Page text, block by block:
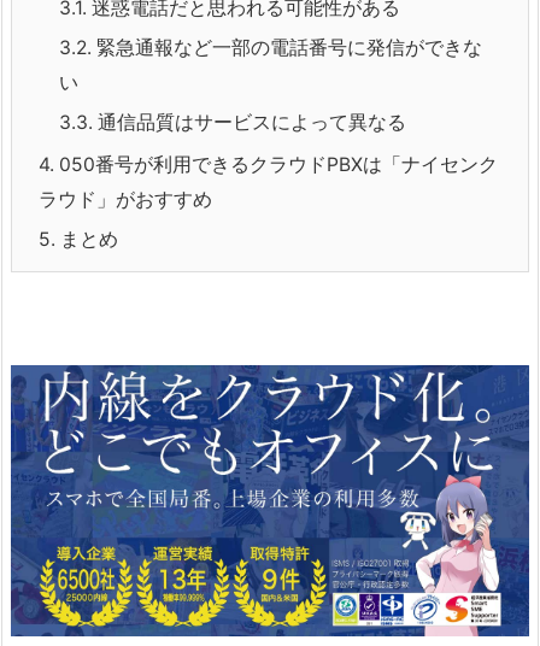
3.1. 迷惑電話だと思われる可能性がある
3.2. 緊急通報など一部の電話番号に発信ができな
い
3.3. 通信品質はサービスによって異なる
4. 050番号が利用できるクラウドPBXは「ナイセンク
ラウド」がおすすめ
5. まとめ